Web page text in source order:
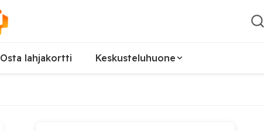
Osta lahjakortti Keskusteluhuone